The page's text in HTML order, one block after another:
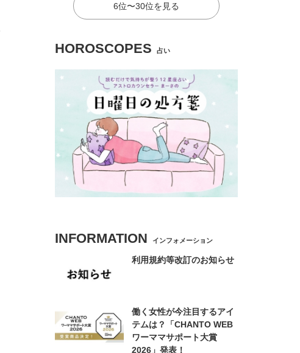
6位〜30位を見る
HOROSCOPES 占い
INFORMATION インフォメーション
利用規約等改訂のお知らせ
働く女性が今注目するアイ
テムは？「CHANTO WEB
ワーママサポート大賞
2026」発表！